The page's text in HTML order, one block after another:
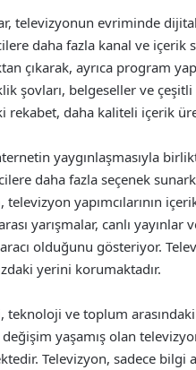
televizyonun evriminde
daha fazla kanal ve içerik
çıkarak, ayrıca program
şovları, belgeseller ve
rekabet, daha kaliteli içerik
yaygınlaşmasıyla
daha fazla seçenek
yapımcılarının
yarışmalar, canlı yayınlar
olduğunu gösteriyor.
yerini korumaktadır.
teknoloji ve toplum
yaşamış olan
Televizyon, sadece